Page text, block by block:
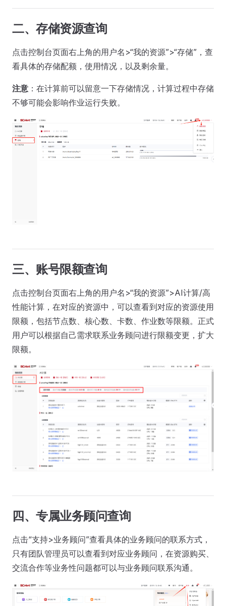
二、存储资源查询
点击控制台页面右上角的用户名>“我的资源”>“存储”，查
看具体的存储配额，使用情况，以及剩余量。
注意 ：在计算前可以留意一下存储情况，计算过程中存储
不够可能会影响作业运行失败。
三、账号限额查询
点击控制台页面右上角的用户名>“我的资源”>AI计算/高
性能计算，在对应的资源中，可以查看到对应的资源使用
限额，包括节点数、核心数、卡数、作业数等限额。正式
用户可以根据自己需求联系业务顾问进行限额变更，扩大
限额。
四、专属业务顾问查询
点击“支持>业务顾问”查看具体的业务顾问的联系方式，
只有团队管理员可以查看到对应业务顾问，在资源购买、
交流合作等业务性问题都可以与业务顾问联系沟通。